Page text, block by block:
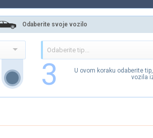
Odaberite svoje vozilo
3
U ovom koraku odaberite
vozila